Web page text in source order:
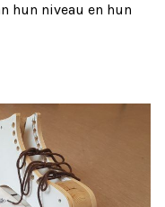
hun niveau en hun